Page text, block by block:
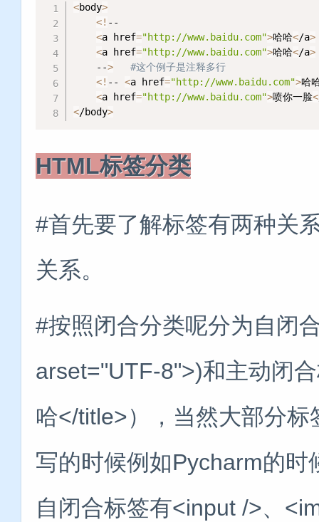
<body>
<! --
<a href="http://www.baidu.com">哈哈</a>
<a href="http://www.baidu.com">哈哈</a>
    --
>
#这个例子是注释多行
<! -- <a href="http://www.baidu.com">哈
<a href="http://www.baidu.com">喷你一脸<
</body>
HTML标签分类
#首先要了解标签有两种关
关系。
#按照闭合分类呢分为自闭
arset="UTF-8">)和主动闭
哈</title>），当然大部分
写的时候例如Pycharm的
自闭合标签有<input />、